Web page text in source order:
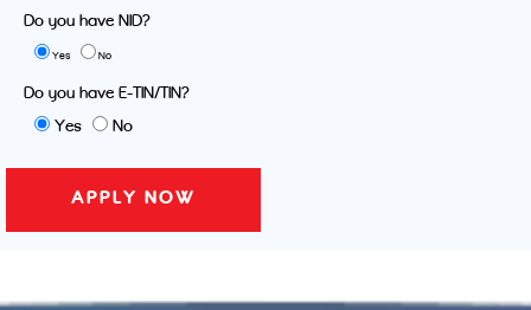
Do you have NID?
Yes No
Do you have E-TIN/TIN?
Yes No